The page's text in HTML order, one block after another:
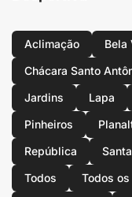
Aclimação Bela
Chácara Santo
Jardins
Lapa
Pinheiros
República
Todos
Todos